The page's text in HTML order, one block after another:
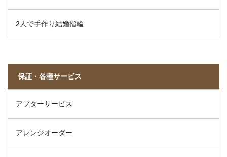
2人で手作り結婚指輪
保証・各種サービス
アフターサービス
アレンジオーダー